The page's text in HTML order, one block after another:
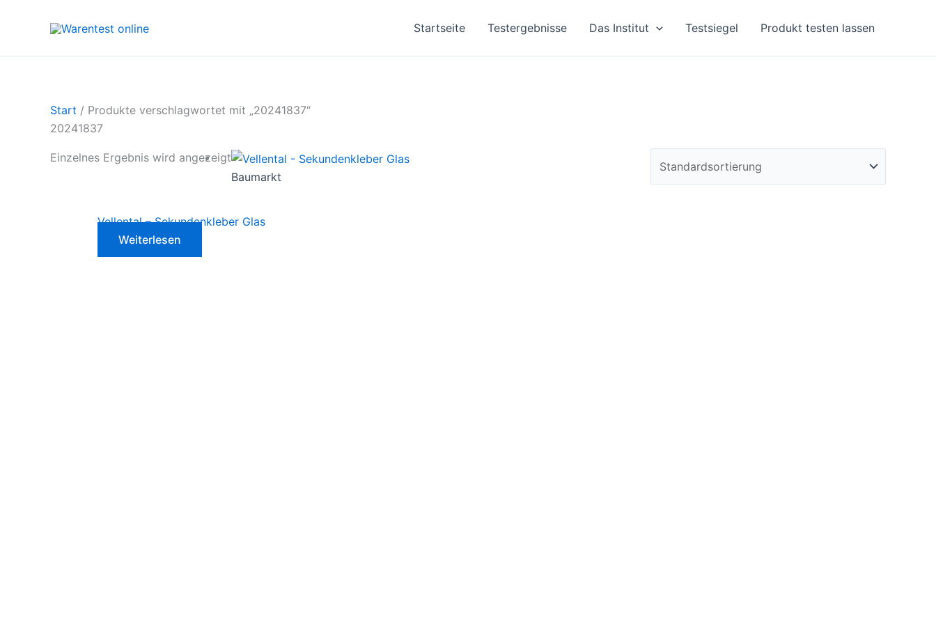
Startseite Testergebnisse Das Institut Testsiegel Produkt testen lassen
Start / Produkte verschlagwortet mit „20241837“
20241837
Einzelnes Ergebnis wird angezeigt
Baumarkt
Vellental – Sekundenkleber Glas
Weiterlesen